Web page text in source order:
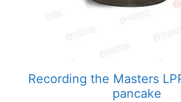
Recording the Masters
pancake